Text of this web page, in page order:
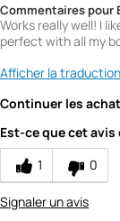
Commentaires pour
Works really well! I
perfect with all my
Afficher la traduction
Continuer les
Est-ce que cet
1
0
Signaler un avis